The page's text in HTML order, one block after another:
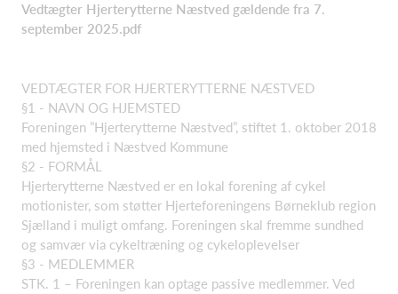
Vedtægter Hjerterytterne Næstved gældende fra 7.
september 2025.pdf
VEDTÆGTER FOR HJERTERYTTERNE NÆSTVED
§1 - NAVN OG HJEMSTED
Foreningen ”Hjerterytterne Næstved”, stiftet 1. oktober 2018
med hjemsted i Næstved Kommune
§2 - FORMÅL
Hjerterytterne Næstved er en lokal forening af cykel
motionister, som støtter Hjerteforeningens Børneklub region
Sjælland i muligt omfang. Foreningen skal fremme sundhed
og samvær via cykeltræning og cykeloplevelser
§3 - MEDLEMMER
STK. 1 – Foreningen kan optage passive medlemmer. Ved